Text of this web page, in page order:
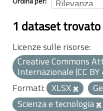
1 dataset trovato
Licenze sulle risorse:
Creative Commons
Internazionale (CC BY
Formati: XLSX
Scienza e tecnologia